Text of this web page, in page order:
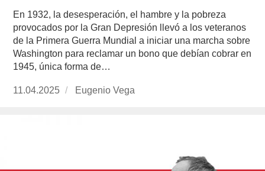
En 1932, la desesperación, el hambre y la pobreza
provocados por la Gran Depresión llevó a los veteranos
de la Primera Guerra Mundial a iniciar una marcha sobre
Washington para reclamar un bono que debían cobrar en
1945, única forma de…
Publicado
11.04.2025 https://www.experimenta.es/author/info1/
Eugenio Vega